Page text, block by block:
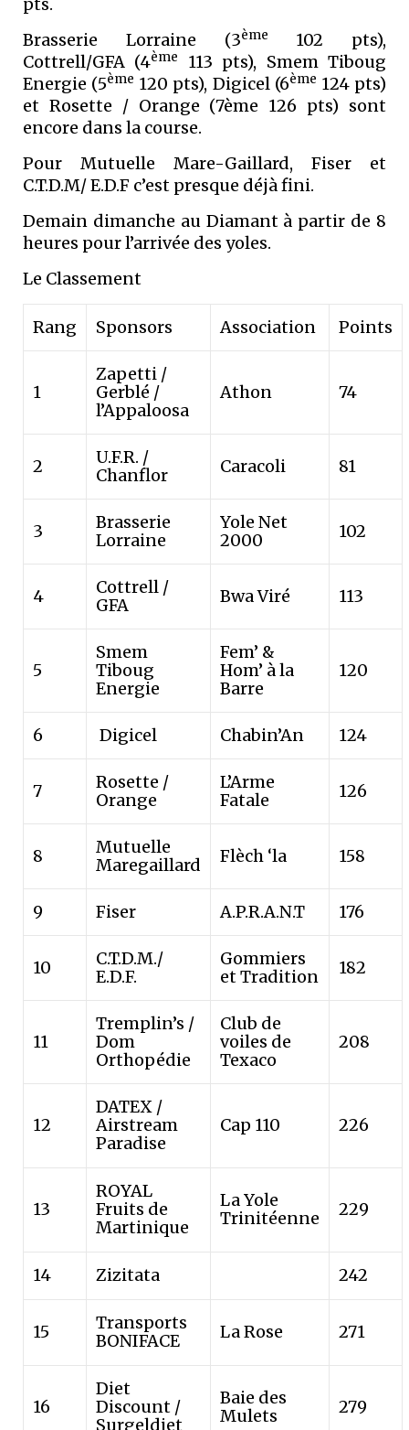
Brasserie Lorraine (3ème
102 pts),
Cottrell/GFA (4ème
113 pts), Smem Tiboug
Energie (5ème 120 pts), Digicel (6ème 124 pts)
et Rosette / Orange (7ème 126 pts) sont
encore dans la course.
Pour Mutuelle Mare-Gaillard, Fiser et
C.T.D.M/ E.D.F c’est presque déjà fini.
Demain dimanche au Diamant à partir de 8
heures pour l’arrivée des yoles.
Le Classement
Rang Sponsors Association Points
1
Zapetti /
Gerblé /
l’Appaloosa
Athon 74
2
U.F.R. /
Chanflor
Caracoli 81
3
Brasserie
Lorraine
Yole Net
2000
102
4
Cottrell /
GFA
Bwa Viré 113
5
Smem
Tiboug
Energie
Fem’ &
Hom’ à la
Barre
120
6 Digicel Chabin’An 124
7
Rosette /
Orange
L’Arme
Fatale
126
8
Mutuelle
Maregaillard
Flèch ‘la 158
9 Fiser A.P.R.A.N.T 176
10
C.T.D.M./
E.D.F.
Gommiers
et Tradition
182
11
Tremplin’s /
Dom
Orthopédie
Club de
voiles de
Texaco
208
12
DATEX /
Airstream
Paradise
Cap 110 226
13
ROYAL
Fruits de
Martinique
La Yole
Trinitéenne
229
14 Zizitata 242
15
Transports
BONIFACE
La Rose 271
16
Diet
Discount /
Surgeldiet
Baie des
Mulets
279